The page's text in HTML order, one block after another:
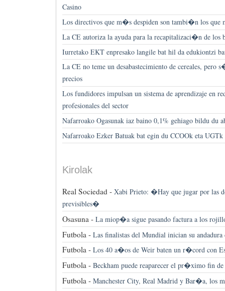
Casino
Los directivos que m�s despiden son tambi�n los que
La CE autoriza la ayuda para la recapitalizaci�n de los
Iurretako EKT enpresako langile bat hil da edukiontzi
La CE no teme un desabastecimiento de cereales, pero
precios
Los fundidores impulsan un sistema de aprendizaje en
profesionales del sector
Nafarroako Ogasunak iaz baino 0,1% gehiago bildu du
Nafarroako Ezker Batuak bat egin du CCOOk eta
Kirolak
Real Sociedad - Xabi Prieto: �Hay que jugar por las
previsibles�
Osasuna - La miop�a sigue pasando factura a los
Futbola - Las finalistas del Mundial inician su andadura
Futbola - Los 40 a�os de Weir baten un r�cord con
Futbola - Beckham puede reaparecer el pr�ximo fin de
Futbola - Manchester City, Real Madrid y Bar�a, los